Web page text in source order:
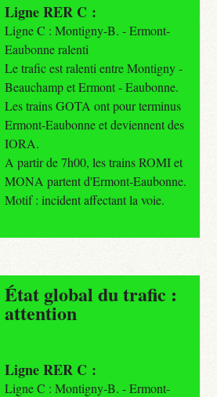
Ligne RER C :
Ligne C : Montigny-B. - Ermont-
Eaubonne ralenti
Le trafic est ralenti entre Montigny -
Beauchamp et Ermont - Eaubonne.
Les trains GOTA ont pour terminus
Ermont-Eaubonne et deviennent des
IORA.
A partir de 7h00, les trains ROMI et
MONA partent d'Ermont-Eaubonne.
Motif : incident affectant la voie.
État global du trafic :
attention
Ligne RER C :
Ligne C : Montigny-B. - Ermont-